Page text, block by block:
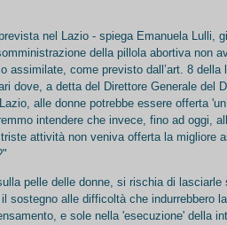
nel Lazio - spiega Emanuela Lulli,
della pillola abortiva non
assimilate, come previsto dall’art. 8 della
dove, a detta del Direttore Generale del
alle donne potrebbe essere offerta
intendere che invece, fino ad oggi,
attività non veniva offerta la migliore
pelle delle donne, si rischia di lasciarle
sostegno alle difficoltà che indurrebbero
e sole nella 'esecuzione' della